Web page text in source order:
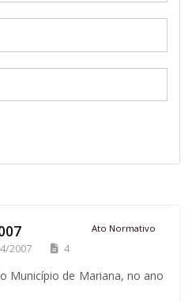
Ato Normativo
2007 4
Município de Mariana, no ano